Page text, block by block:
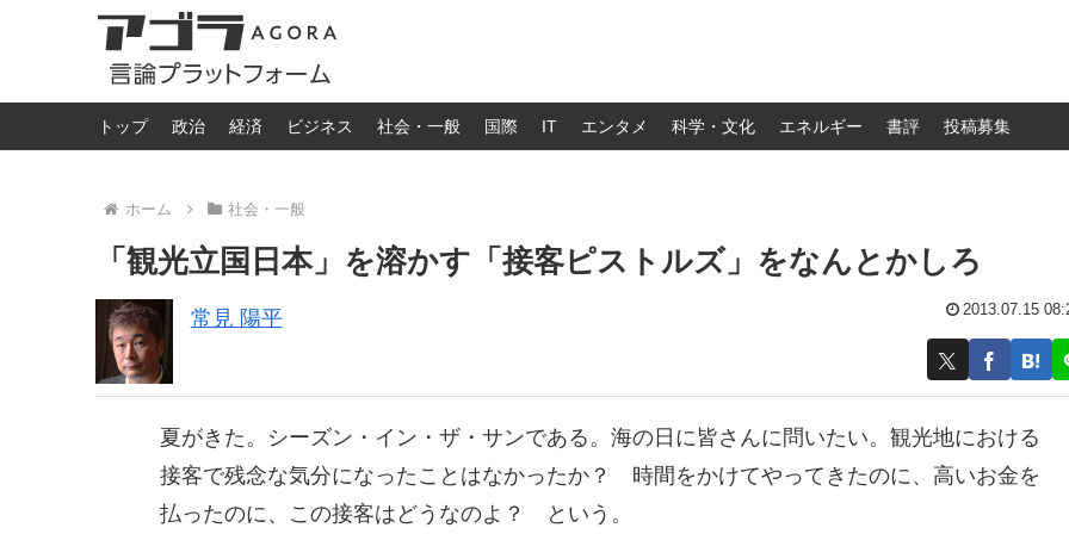
トップ 政治 経済 ビジネス 社会・一般 国際 IT エンタメ 科学・文化 エネルギー 書評 投稿募集
ホーム 社会・一般
「観光立国日本」を溶かす「接客ピストルズ」をなんとかしろ
常見 陽平 2013.07.15
夏がきた。シーズン・イン・ザ・サンである。海の日に皆さんに問いたい。観光地における
接客で残念な気分になったことはなかったか？ 時間をかけてやってきたのに、高いお金を
払ったのに、この接客はどうなのよ？ という。